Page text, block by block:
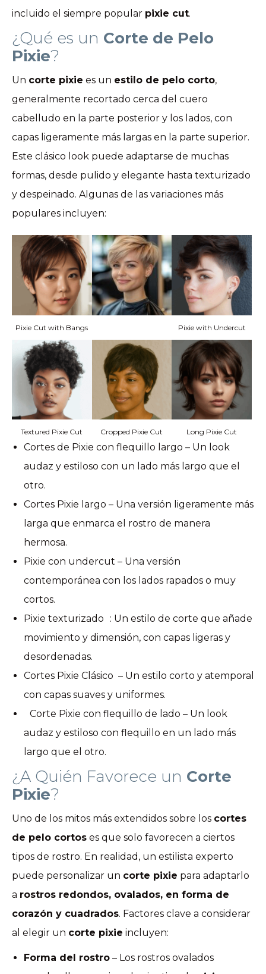
incluido el siempre popular pixie cut.
¿Qué es un Corte de Pelo
Pixie?
Un corte pixie es un estilo de pelo corto,
generalmente recortado cerca del cuero
cabelludo en la parte posterior y los lados, con
capas ligeramente más largas en la parte superior.
Este clásico look puede adaptarse de muchas
formas, desde pulido y elegante hasta texturizado
y despeinado. Algunas de las variaciones más
populares incluyen:
Pixie Cut with Bangs Pixie with Undercut
Textured Pixie Cut Cropped Pixie Cut Long Pixie Cut
Cortes de Pixie con flequillo largo – Un look
audaz y estiloso con un lado más largo que el
otro.
Cortes Pixie largo – Una versión ligeramente más
larga que enmarca el rostro de manera
hermosa.
Pixie con undercut – Una versión
contemporánea con los lados rapados o muy
cortos.
Pixie texturizado : Un estilo de corte que añade
movimiento y dimensión, con capas ligeras y
desordenadas.
Cortes Pixie Clásico – Un estilo corto y atemporal
con capas suaves y uniformes.
Corte Pixie con flequillo de lado – Un look
audaz y estiloso con flequillo en un lado más
largo que el otro.
¿A Quién Favorece un Corte
Pixie?
Uno de los mitos más extendidos sobre los cortes
de pelo cortos es que solo favorecen a ciertos
tipos de rostro. En realidad, un estilista experto
puede personalizar un corte pixie para adaptarlo
a rostros redondos, ovalados, en forma de
corazón y cuadrados. Factores clave a considerar
al elegir un corte pixie incluyen:
Forma del rostro – Los rostros ovalados